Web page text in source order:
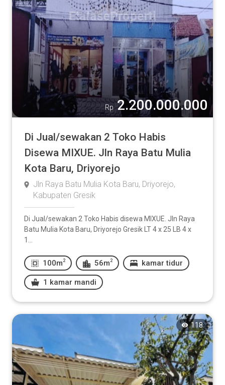
Rp 2.200.000.000
Di Jual/sewakan 2 Toko Habis
Disewa MIXUE. Jln Raya Batu Mulia
Kota Baru, Driyorejo
Jln Raya Batu Mulia Kota Baru, Driyorejo,
Kabupaten Gresik
Di Jual/sewakan 2 Toko Habis disewa MIXUE. Jln Raya
Batu Mulia Kota Baru, Driyorejo Gresik LT 4 x 25 LB 4 x
1...
100m 2 56m 2 kamar tidur
1 kamar mandi
118